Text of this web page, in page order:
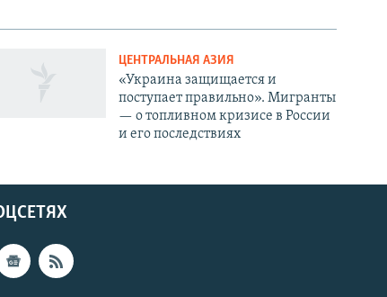
ЦЕНТРАЛЬНАЯ АЗИЯ
«Украина защищается и
поступает правильно». Мигранты
— о топливном кризисе в России
и его последствиях